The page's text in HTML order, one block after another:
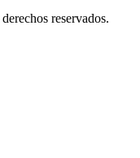
reservados.